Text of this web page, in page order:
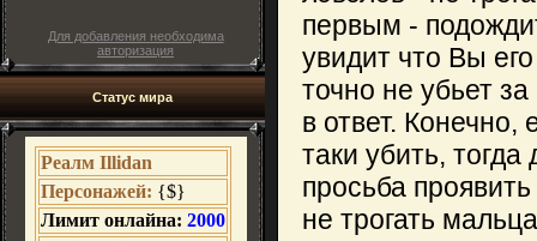
Для добавления необходима
авторизация
Статус мира
первым -
увидит что Вы
точно не убьет
в ответ. Конечно,
таки убить,
просьба
не трогать